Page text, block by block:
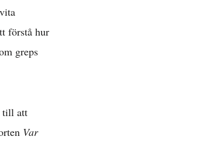
förstå hur
greps
till att
Var